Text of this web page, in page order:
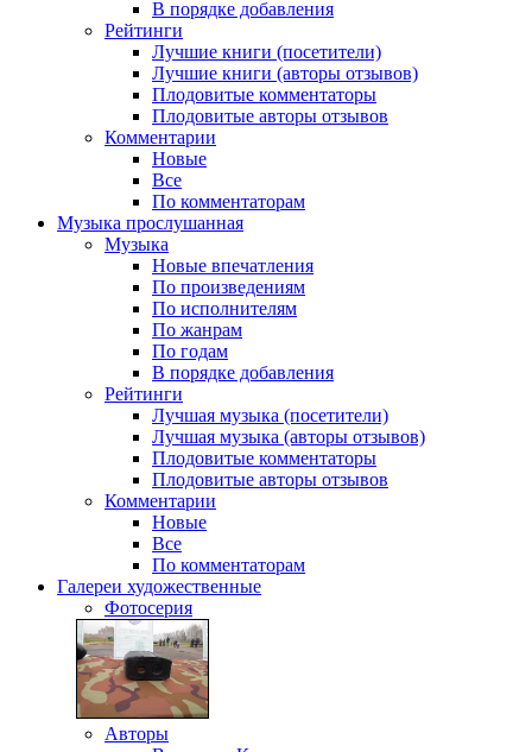
В порядке добавления
Рейтинги
Лучшие книги (посетители)
Лучшие книги (авторы отзывов)
Плодовитые комментаторы
Плодовитые авторы отзывов
Комментарии
Новые
Все
По комментаторам
Музыка прослушанная
Музыка
Новые впечатления
По произведениям
По исполнителям
По жанрам
По годам
В порядке добавления
Рейтинги
Лучшая музыка (посетители)
Лучшая музыка (авторы отзывов)
Плодовитые комментаторы
Плодовитые авторы отзывов
Комментарии
Новые
Все
По комментаторам
Галереи художественные
Фотосерия
Авторы